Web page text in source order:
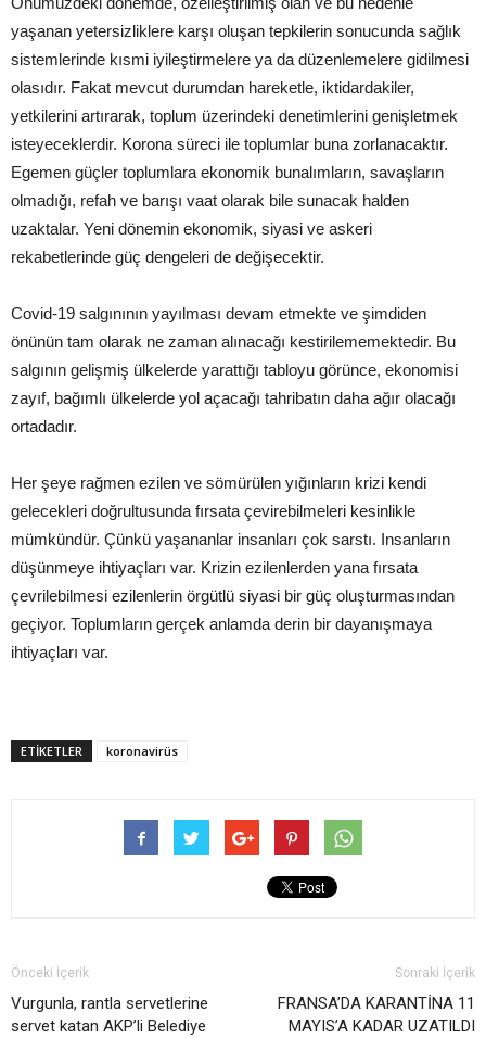
yaşanan yetersizliklere karşı oluşan tepkilerin sonucunda sağlık
sistemlerinde kısmi iyileştirmelere ya da düzenlemelere gidilmesi
olasıdır. Fakat mevcut durumdan hareketle, iktidardakiler,
yetkilerini artırarak, toplum üzerindeki denetimlerini genişletmek
isteyeceklerdir. Korona süreci ile toplumlar buna zorlanacaktır.
Egemen güçler toplumlara ekonomik bunalımların, savaşların
olmadığı, refah ve barışı vaat olarak bile sunacak halden
uzaktalar. Yeni dönemin ekonomik, siyasi ve askeri
rekabetlerinde güç dengeleri de değişecektir.
Covid-19 salgınının yayılması devam etmekte ve şimdiden
önünün tam olarak ne zaman alınacağı kestirilememektedir. Bu
salgının gelişmiş ülkelerde yarattığı tabloyu görünce, ekonomisi
zayıf, bağımlı ülkelerde yol açacağı tahribatın daha ağır olacağı
ortadadır.
Her şeye rağmen ezilen ve sömürülen yığınların krizi kendi
gelecekleri doğrultusunda fırsata çevirebilmeleri kesinlikle
mümkündür. Çünkü yaşananlar insanları çok sarstı. Insanların
düşünmeye ihtiyaçları var. Krizin ezilenlerden yana fırsata
çevrilebilmesi ezilenlerin örgütlü siyasi bir güç oluşturmasından
geçiyor. Toplumların gerçek anlamda derin bir dayanışmaya
ihtiyaçları var.
ETIKETLER koronavirüs
Önceki İçerik
Vurgunla, rantla servetlerine
servet katan AKP’li Belediye
Sonraki İçerik
FRANSA’DA KARANTİNA 11
MAYIS’A KADAR UZATILDI